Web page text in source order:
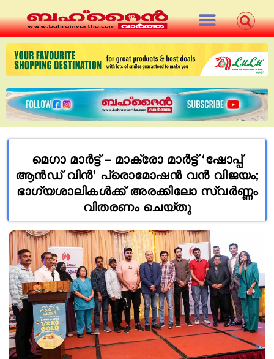
മെഗാ മാർട്ട് – മാക്രോ മാർട്ട് ‘ഷോപ്പ്
ആൻഡ് വിൻ’ പ്രൊമോഷൻ വൻ വിജയം;
ഭാഗ്യശാലികൾക്ക് അരക്കിലോ സ്വർണ്ണം
വിതരണം ചെയ്തു